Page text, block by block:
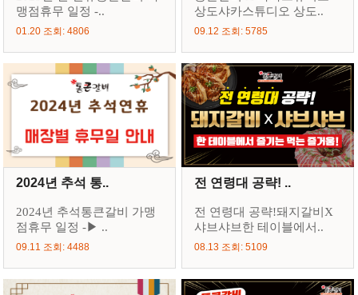
맹점휴무 일정 -..
01.20 조회: 4806
상도샤카스튜디오 상도..
09.12 조회: 5785
2024년 추석 통..
2024년 추석통큰갈비 가맹
점휴무 일정 -▶ ..
09.11 조회: 4488
전 연령대 공략! ..
전 연령대 공략!돼지갈비X
샤브샤브한 테이블에서..
08.13 조회: 5109